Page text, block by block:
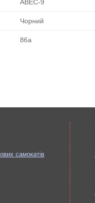
ABEC-9
Чорний
86а
самокатів